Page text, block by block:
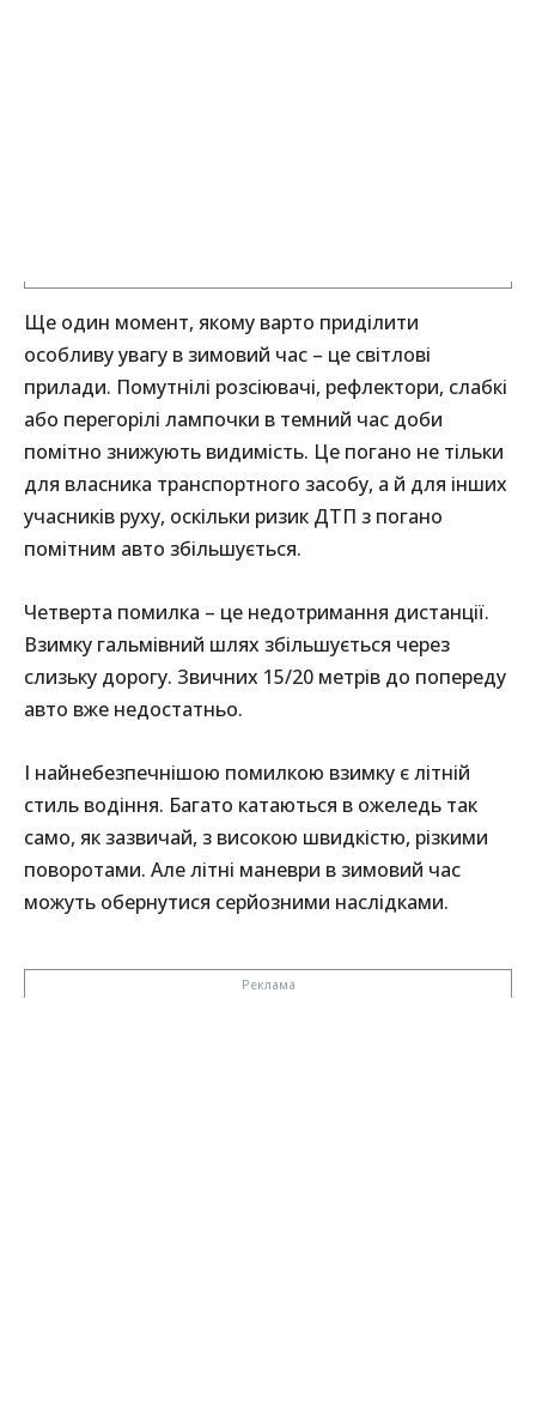
Ще один момент, якому варто приділити
особливу увагу в зимовий час – це світлові
прилади. Помутнілі розсіювачі, рефлектори, слабкі
або перегорілі лампочки в темний час доби
помітно знижують видимість. Це погано не тільки
для власника транспортного засобу, а й для інших
учасників руху, оскільки ризик ДТП з погано
помітним авто збільшується.
Четверта помилка – це недотримання дистанції.
Взимку гальмівний шлях збільшується через
слизьку дорогу. Звичних 15/20 метрів до попереду
авто вже недостатньо.
І найнебезпечнішою помилкою взимку є літній
стиль водіння. Багато катаються в ожеледь так
само, як зазвичай, з високою швидкістю, різкими
поворотами. Але літні маневри в зимовий час
можуть обернутися серйозними наслідками.